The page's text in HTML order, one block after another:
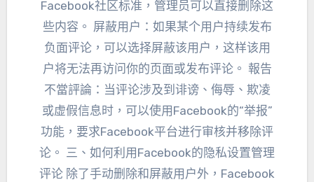
Facebook社区标准 ， 管理员可以直接删除这
些内容 。 屏蔽用户 ： 如果某个用户持续发布
负面评论， 可以选择屏蔽该用户 ， 这样该用
户将无法再访问你的页面或发布评论。 報告
不當評論： 当评论涉及到诽谤 、 侮辱、 欺凌
或虚假信息时， 可以使用Facebook的“举报”
功能 ， 要求Facebook平台进行审核并移除评
论 。 三、 如何利用Facebook的隐私设置管理
评论 除了手动删除和屏蔽用户外 ， Facebook